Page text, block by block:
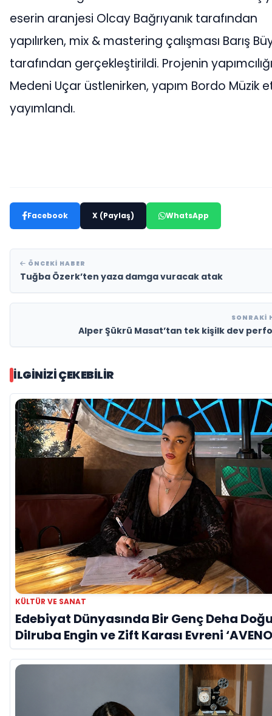
eserin aranjesi Olcay Bağrıyanık tarafından
yapılırken, mix & mastering çalışması Barış
tarafından gerçekleştirildi. Projenin
Medeni Uçar üstlenirken, yapım Bordo Müzik
yayımlandı.
Facebook X (Paylaş) WhatsApp
ÖNCEKI HABER
Tuğba Özerk’ten yaza damga vuracak atak
SONRAKI
Alper Şükrü Masat’tan tek kişilk dev
İLGINIZI ÇEKEBILIR
KÜLTÜR VE SANAT
Edebiyat Dünyasında Bir Genç Deha
Dilruba Engin ve Zift Karası Evreni